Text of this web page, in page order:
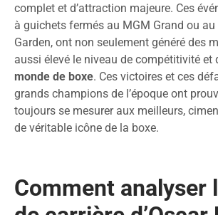
complet et d’attraction majeure. Ces
à guichets fermés au MGM Grand ou au
Garden, ont non seulement généré des
aussi élevé le niveau de compétitivité et
monde de boxe. Ces victoires et ces
grands champions de l’époque ont
toujours se mesurer aux meilleurs,
de véritable icône de la boxe.
Comment analyser